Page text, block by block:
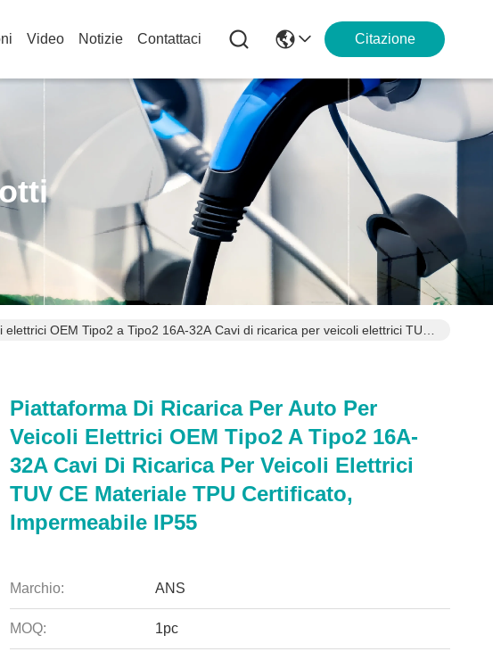
Video Notizie Contattaci Citazione
OEM Tipo2 a Tipo2 16A-32A Cavi di ricarica per veicoli elettrici TUV
Piattaforma Di Ricarica Per Auto Per
Veicoli Elettrici OEM Tipo2 A Tipo2 16A-
32A Cavi Di Ricarica Per Veicoli Elettrici
TUV CE Materiale TPU Certificato,
Impermeabile IP55
Marchio: ANS
MOQ: 1pc